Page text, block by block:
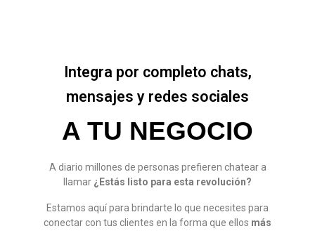
Integra por completo chats,
mensajes y redes sociales
A TU NEGOCIO
A diario millones de personas prefieren chatear a
llamar ¿Estás listo para esta revolución?
Estamos aquí para brindarte lo que necesites para
conectar con tus clientes en la forma que ellos más